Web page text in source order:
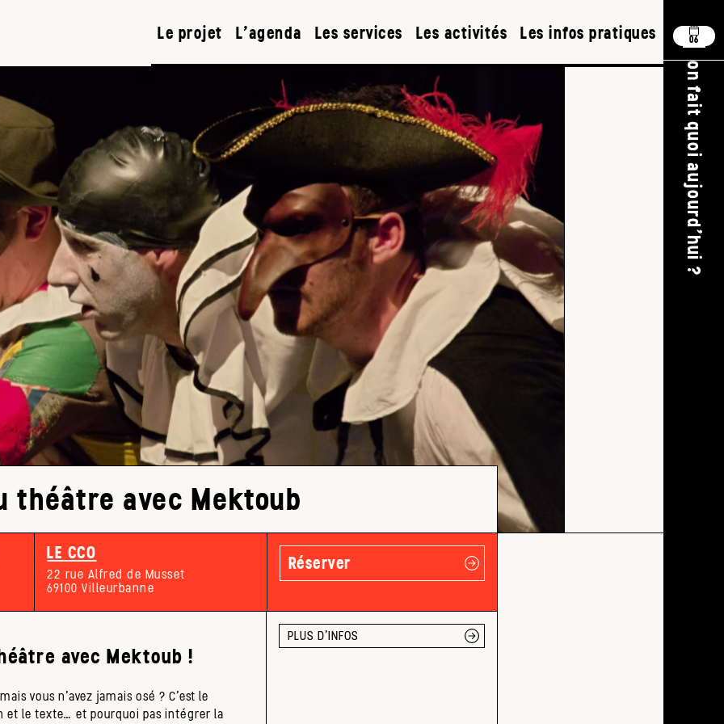
Le projet L’agenda Les services Les activités Les infos pratiques
théâtre avec Mektoub
LE CCO
22 rue Alfred de Musset
69100 Villeurbanne
Réserver
avec Mektoub !
vous n’avez jamais osé ? C’est le
et le texte… et pourquoi pas intégrer la
PLUS D'INFOS
06
on fait quoi aujourd'hui ?